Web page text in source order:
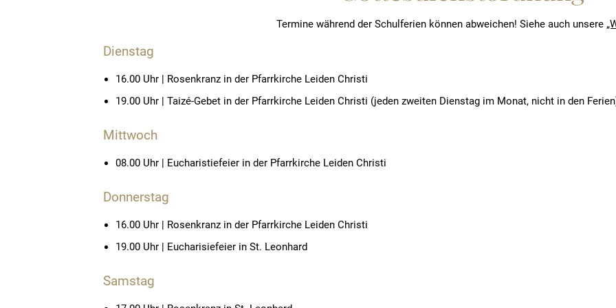
Termine während der Schulferien können abweichen! Siehe auch unsere
Dienstag
16.00 Uhr | Rosenkranz in der Pfarrkirche Leiden Christi
19.00 Uhr | Taizé-Gebet in der Pfarrkirche Leiden Christi (jeden zweiten Dienstag im Monat, nicht in den
Mittwoch
08.00 Uhr | Eucharistiefeier in der Pfarrkirche Leiden Christi
Donnerstag
16.00 Uhr | Rosenkranz in der Pfarrkirche Leiden Christi
19.00 Uhr | Eucharisiefeier in St. Leonhard
Samstag